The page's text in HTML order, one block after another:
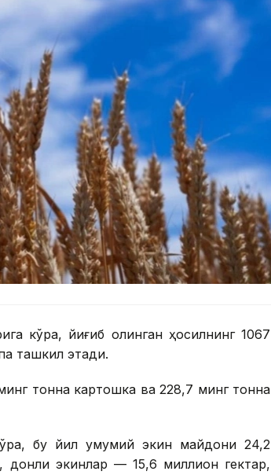
кўра, йиғиб олинган ҳосилнинг 1067
ташкил этади.
тонна картошка ва 228,7 минг тонна
бу йил умумий экин майдони 24,2
экинлар — 15,6 миллион гектар,